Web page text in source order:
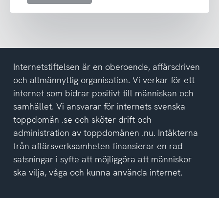
del
av
integritetspolicyn
Internetstiftelsen är en oberoende, affärsdriven
och allmännyttig organisation. Vi verkar för ett
internet som bidrar positivt till människan och
samhället. Vi ansvarar för internets svenska
toppdomän .se och sköter drift och
administration av toppdomänen .nu. Intäkterna
från affärsverksamheten finansierar en rad
satsningar i syfte att möjliggöra att människor
ska vilja, våga och kunna använda internet.